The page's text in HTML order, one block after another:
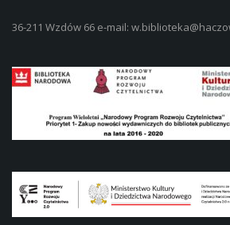
36-211 Wzdów 66 e-mail: